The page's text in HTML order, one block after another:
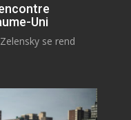
Uni
se rend